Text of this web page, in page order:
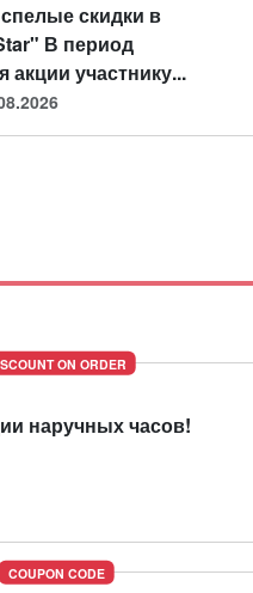
скидки в
В период
акции участнику...
ON ORDER
наручных часов!
COUPON CODE